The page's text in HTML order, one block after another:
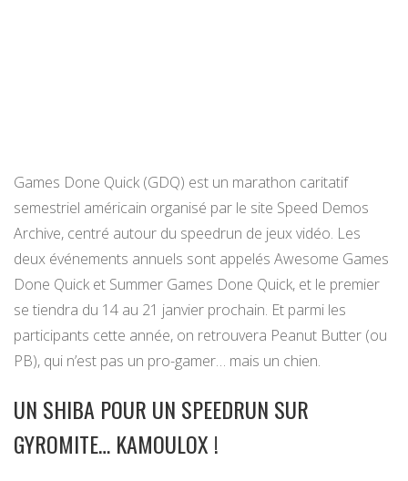
Games Done Quick (GDQ) est un marathon caritatif
semestriel américain organisé par le site Speed Demos
Archive, centré autour du speedrun de jeux vidéo. Les
deux événements annuels sont appelés Awesome Games
Done Quick et Summer Games Done Quick, et le premier
se tiendra du 14 au 21 janvier prochain. Et parmi les
participants cette année, on retrouvera Peanut Butter (ou
PB), qui n’est pas un pro-gamer… mais un chien.
UN SHIBA POUR UN SPEEDRUN SUR
GYROMITE… KAMOULOX !